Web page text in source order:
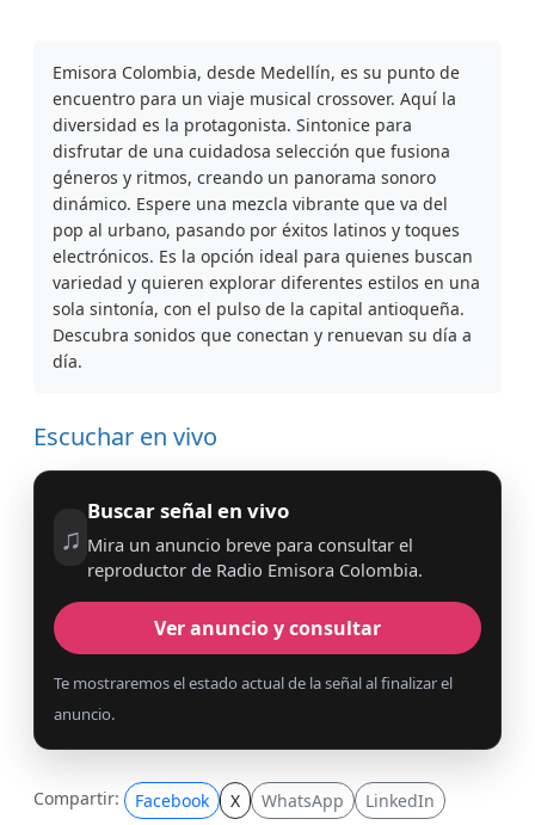
Emisora Colombia, desde Medellín, es su punto de
encuentro para un viaje musical crossover. Aquí la
diversidad es la protagonista. Sintonice para
disfrutar de una cuidadosa selección que fusiona
géneros y ritmos, creando un panorama sonoro
dinámico. Espere una mezcla vibrante que va del
pop al urbano, pasando por éxitos latinos y toques
electrónicos. Es la opción ideal para quienes buscan
variedad y quieren explorar diferentes estilos en una
sola sintonía, con el pulso de la capital antioqueña.
Descubra sonidos que conectan y renuevan su día a
día.
Escuchar en vivo
♫
Buscar señal en vivo
Mira un anuncio breve para consultar el
reproductor de Radio Emisora Colombia.
Ver anuncio y consultar
Te mostraremos el estado actual de la señal al finalizar el
anuncio.
Compartir: Facebook X WhatsApp LinkedIn